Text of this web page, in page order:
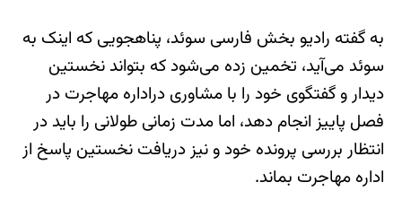
به گفته رادیو بخش فارسی سوئد، پناهجویی که اینک به
سوئد می‌آید، تخمین زده می‌شود که بتواند نخستین
دیدار و گفتگوی خود را با مشاوری دراداره مهاجرت در
فصل پاییز انجام دهد، اما مدت زمانی طولانی را باید در
انتظار بررسی پرونده خود و نیز دریافت نخستین پاسخ از
اداره مهاجرت بماند.